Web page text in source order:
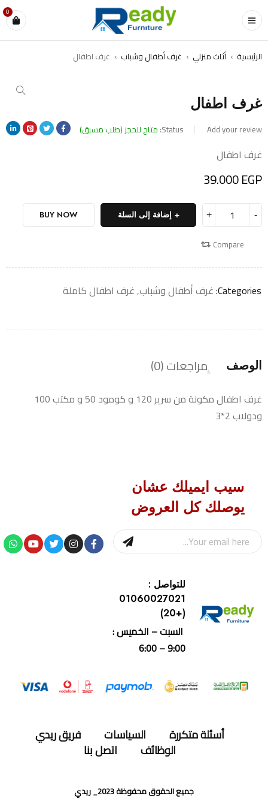
0
الرئيسية › أثاث منزلي › غرف أطفال وشباب › غرف اطفال
غرف اطفال
Add your review
Status: متاح للحجز (طلب مسبق)
غرف اطفال
39.000EGP
إضافة إلى السلة BUY NOW
Compare
Categories: غرف أطفال وشباب,غرف اطفال كاملة
الوصف مراجعات (0)
غرف اطفال مكونة من سرير 120 و كومود 50 و مكتب 100
ودولاب 2*3
سيب ايميلك عشان
يوصلك كل العروض
للتواصل :
01060027021
(+20)
السبت – الخميس :
9:00 – 6:00
أسئلة متكررة السياسات فريق ريدي
الوظائف اتصل بنا
جميع الحقوق محفوظة 2023_ ريدي